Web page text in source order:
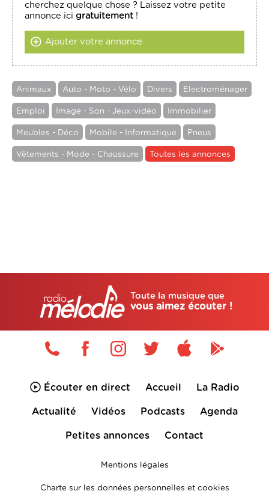
cherchez quelque chose ? Laissez votre petite
annonce icigratuitement !
Ajouter votre annonce
Animaux Auto - Moto - Vélo Divers Electroménager
Emploi Image - Son - Jeux-vidéo Immobilier
Meubles - Déco Mobile - Informatique Pneus
Vêtements - Mode - Chaussure Toutes les annonces
Toute la musique que
vous aimez écouter !
Écouter en direct Accueil La Radio
Actualité Vidéos Podcasts Agenda
Petites annonces Contact
Mentions légales
Charte sur les données personnelles et cookies